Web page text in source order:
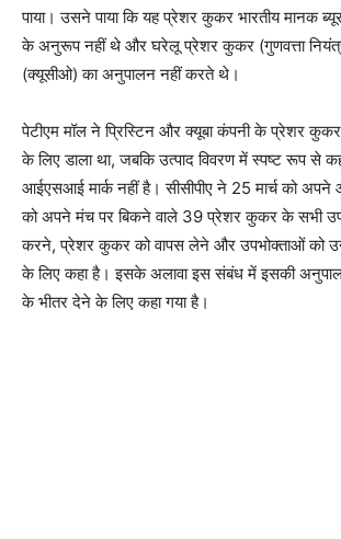
पाया। उसने पाया कि यह प्रेशर कुकर भारतीय मानक
के अनुरूप नहीं थे और घरेलू प्रेशर कुकर (गुणवत्ता
(क्यूसीओ) का अनुपालन नहीं करते थे।
पेटीएम मॉल ने प्रिस्टिन और क्यूबा कंपनी के प्रेशर
के लिए डाला था, जबकि उत्पाद विवरण में स्पष्ट रूप से
आईएसआई मार्क नहीं है। सीसीपीए ने 25 मार्च को
को अपने मंच पर बिकने वाले 39 प्रेशर कुकर के सभी
करने, प्रेशर कुकर को वापस लेने और उपभोक्ताओं को
के लिए कहा है। इसके अलावा इस संबंध में इसकी
के भीतर देने के लिए कहा गया है।